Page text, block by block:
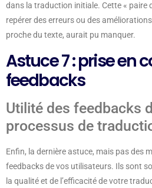
dans la traduction initiale. Cette « paire
repérer des erreurs ou des
proche du texte, aurait pu manquer.
Astuce 7 : prise en
feedbacks
Utilité des feedbacks
processus de
Enfin, la dernière astuce, mais pas des
feedbacks de vos utilisateurs. Ils sont
la qualité et de l’efficacité de votre